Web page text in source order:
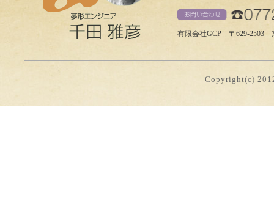
有限会社GCP 〒629-2503
Copyright(c)